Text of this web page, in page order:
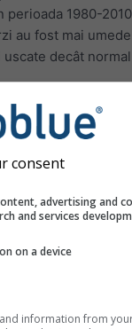
perioada 1980-
au fost mai
uscate decât
climatice -
temperaturii și
Feb Mar
Oct Nov
consent
advertising and
and services
on a device
information from